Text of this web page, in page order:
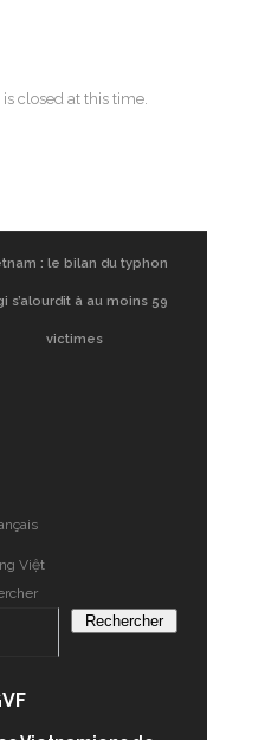
closed at this time.
Vietnam : le bilan du typhon
Yagi s’alourdit à au moins 59
victimes
à Saigon : Glamping
Vietnam, premier test
Việt
Rechercher